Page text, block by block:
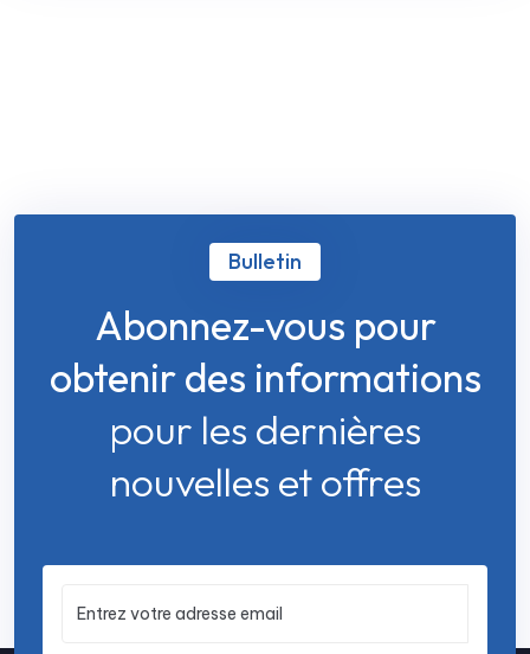
Bulletin
Abonnez-vous pour
obtenir des informations
pour les dernières
nouvelles et offres